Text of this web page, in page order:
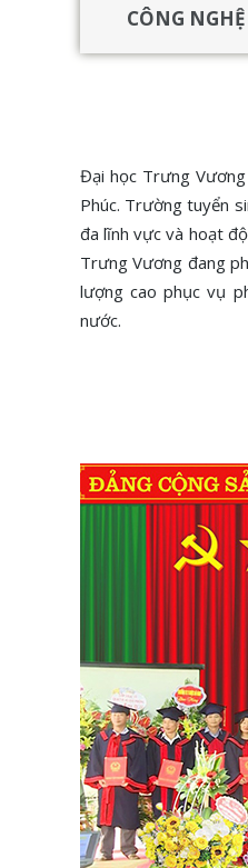
CÔNG
Đại học Trưng
Phúc. Trường tuyển
đa lĩnh vực và hoạt
Trưng Vương đang
lượng cao phục vụ
nước.